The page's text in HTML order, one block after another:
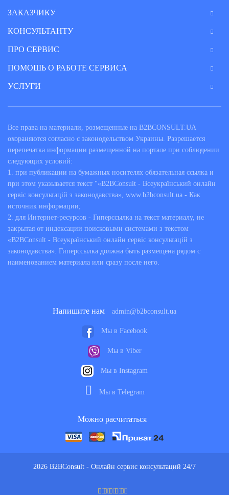
ЗАКАЗЧИКУ
КОНСУЛЬТАНТУ
ПРО СЕРВИС
ПОМОШЬ О РАБОТЕ СЕРВИСА
УСЛУГИ
Все права на материали, розмещенные на B2BCONSULT.UA
охораняются согласно с законодельством Украины. Разрешается
перепечатка информации размещенной на портале при соблюдении
следующих условий:
1. при публикации на бумажных носителях обязательная ссылка и
при этом указывается текст "«B2BConsult - Всеукраїнський онлайн
сервіс консультацій з законодавства», www.b2bconsult.ua - Как
источник информации;
2. для Интернет-ресурсов - Гиперссылка на текст материалу, не
закрытая от индексации поисковыми системами з текстом
«B2BConsult - Всеукраїнський онлайн сервіс консультацій з
законодавства». Гиперссылка должна быть размещена рядом с
наименованием материала или сразу после него.
2026 B2BConsult - Онлайн сервис консультаций 24/7
Напишите нам admin@b2bconsult.ua
Мы в Facebook
Мы в Viber
Мы в Instagram
Мы в Telegram
Можно расчитаться